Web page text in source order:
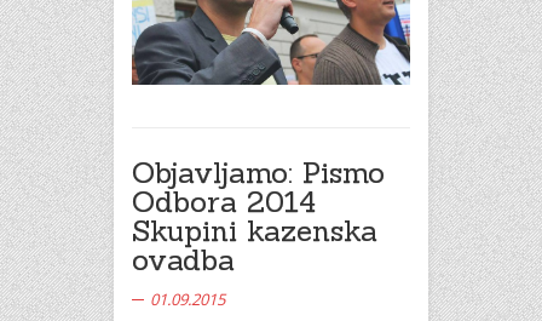
Objavljamo: Pismo
Odbora 2014
Skupini kazenska
ovadba
01.09.2015